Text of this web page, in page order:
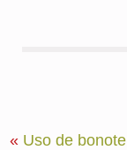
« Uso de